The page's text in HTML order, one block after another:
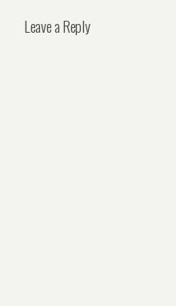
Leave a Reply